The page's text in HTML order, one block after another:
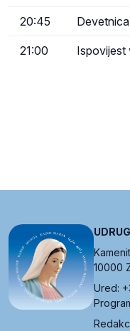
20:45
21:00 Ispovijest
10000
Ured: